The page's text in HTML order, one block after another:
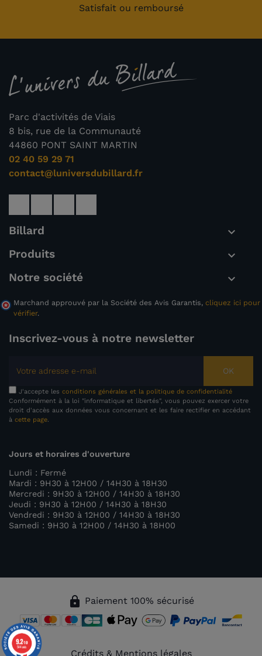
Satisfait ou remboursé
Parc d'activités de Viais
8 bis, rue de la Communauté
44860 PONT SAINT MARTIN
02 40 59 29 71
contact@luniversdubillard.fr
Billard 
Produits 
Notre société 
Marchand approuvé par la Société des Avis Garantis, cliquez ici pour
vérifier.
Inscrivez-vous à notre newsletter
OK
J'accepte les conditions générales et la politique de confidentialité
Conformément à la loi "informatique et libertés", vous pouvez exercer votre
droit d'accès aux données vous concernant et les faire rectifier en accédant
à cette page.
Jours et horaires d'ouverture
Lundi : Fermé
Mardi : 9H30 à 12H00 / 14H30 à 18H30
Mercredi : 9H30 à 12H00 / 14H30 à 18H30
Jeudi : 9H30 à 12H00 / 14H30 à 18H30
Vendredi : 9H30 à 12H00 / 14H30 à 18H30
Samedi : 9H30 à 12H00 / 14H30 à 18H00
lock Paiement 100% sécurisé
Crédits & Mentions légales
9.2/10
544 avis